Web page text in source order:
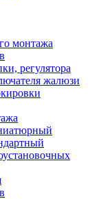
монтажа
регулятора
жалюзи